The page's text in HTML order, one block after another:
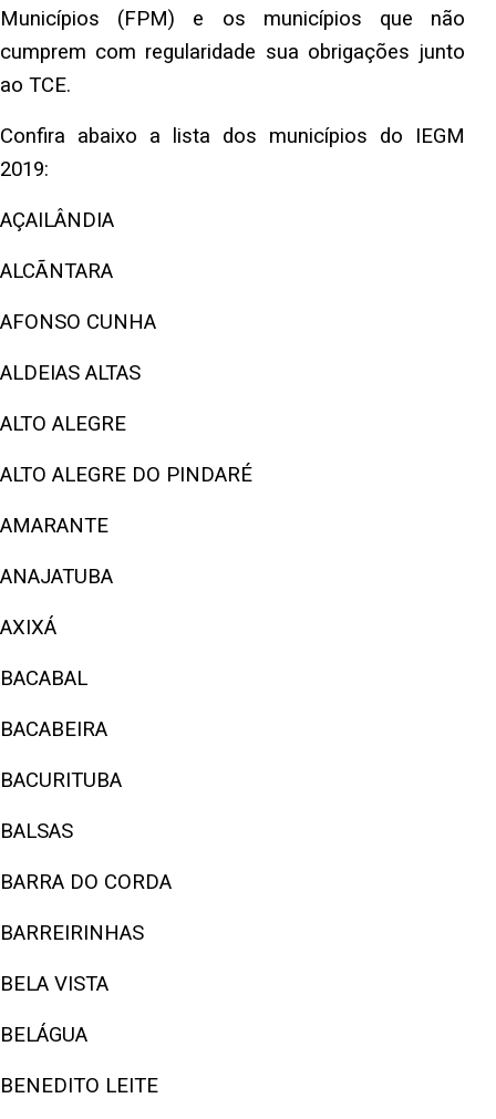
Municípios (FPM) e os municípios que não
cumprem com regularidade sua obrigações junto
ao TCE.
Confira abaixo a lista dos municípios do IEGM
2019:
AÇAILÂNDIA
ALCÃNTARA
AFONSO CUNHA
ALDEIAS ALTAS
ALTO ALEGRE
ALTO ALEGRE DO PINDARÉ
AMARANTE
ANAJATUBA
AXIXÁ
BACABAL
BACABEIRA
BACURITUBA
BALSAS
BARRA DO CORDA
BARREIRINHAS
BELA VISTA
BELÁGUA
BENEDITO LEITE